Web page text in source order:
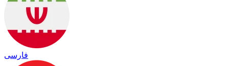
فارسی